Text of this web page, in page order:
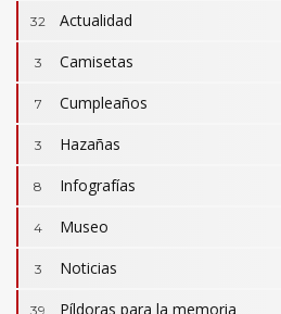
32 Actualidad
3 Camisetas
7 Cumpleaños
3 Hazañas
8 Infografías
4 Museo
3 Camisetas
2 Revistas
3 Noticias
39 Píldoras para la memoria